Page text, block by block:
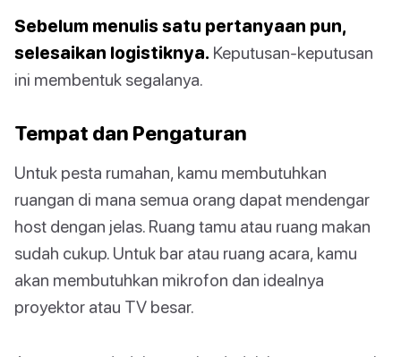
Sebelum menulis satu pertanyaan pun,
selesaikan logistiknya. Keputusan-keputusan
ini membentuk segalanya.
Tempat dan Pengaturan
Untuk pesta rumahan, kamu membutuhkan
ruangan di mana semua orang dapat mendengar
host dengan jelas. Ruang tamu atau ruang makan
sudah cukup. Untuk bar atau ruang acara, kamu
akan membutuhkan mikrofon dan idealnya
proyektor atau TV besar.